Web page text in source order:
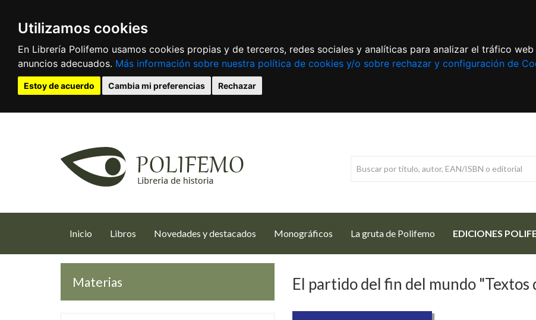
Utilizamos cookies
En Librería Polifemo usamos cookies propias y de terceros, redes sociales y analíticas para analizar el tráfico
anuncios adecuados. Más información sobre nuestra política de cookies y/o sobre rechazar y configuración de
Estoy de acuerdo Cambia mi preferencias Rechazar
Inicio (current)
Libros Novedades y destacados Monográficos La gruta de Polifemo EDICIONES
Materias El partido del fin del mundo